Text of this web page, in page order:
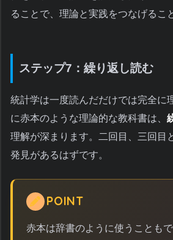
ることで、理論と実践をつなげるこ
ステップ7：繰り返し読む
統計学は一度読んだだけでは完全に
に赤本のような理論的な教科書は、
理解が深まります。二回目、三回目
発見があるはずです。
POINT
赤本は辞書のように使うことも